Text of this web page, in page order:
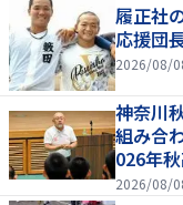
履正社
応援団
2026/08/
神奈川
組み合
026年秋
2026/08/